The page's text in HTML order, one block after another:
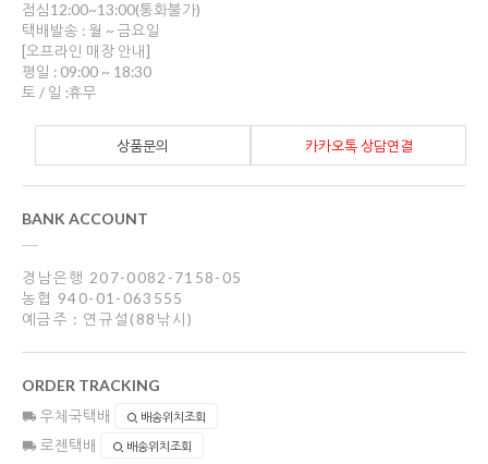
점심12:00~13:00(통화불가)
택배발송 : 월 ~ 금요일
[오프라인 매장 안내]
평일 : 09:00 ~ 18:30
토 / 일 :휴무
카카오톡 상담연결
상품문의
BANK ACCOUNT
경남은행 207-0082-7158-05
농협 940-01-063555
예금주 : 연규설(88낚시)
ORDER TRACKING
우체국택배 배송위치조회
로젠택배 배송위치조회